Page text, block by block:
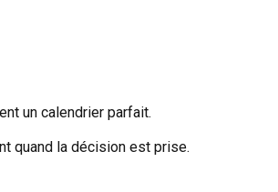
un calendrier parfait.
quand la décision est prise.